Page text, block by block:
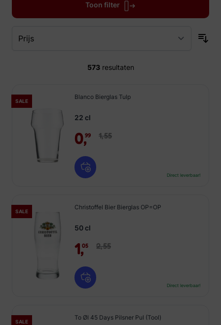
Toon filter
573resultaten
SALE
Blanco Bierglas Tulp
22 cl
0,99 1,55
Direct leverbaar!
SALE
Christoffel Bier Bierglas OP=OP
50 cl
1,05 2,55
Direct leverbaar!
SALE
To Øl 45 Days Pilsner Pul (Tool)